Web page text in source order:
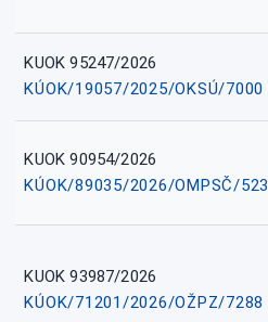
KUOK 95247/2026
KÚOK/19057/2025/OKSÚ/7000
KUOK 90954/2026
KÚOK/89035/2026/OMPSČ/523
KUOK 93987/2026
KÚOK/71201/2026/OŽPZ/7288